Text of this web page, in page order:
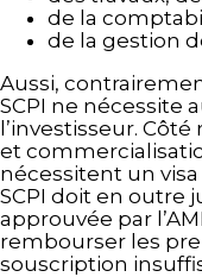
de la
de la gestion
Aussi,
SCPI ne nécessite
l’investisseur.
et
nécessitent un visa
SCPI doit en outre
approuvée par
rembourser les
souscription